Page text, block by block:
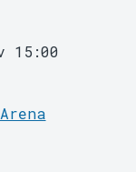
15:00